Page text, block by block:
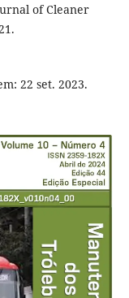
of Cleaner
22 set. 2023.